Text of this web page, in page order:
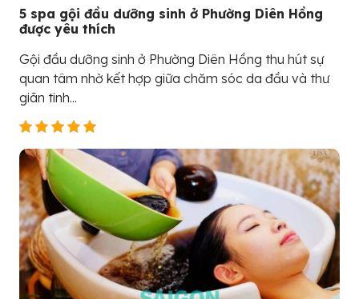
5 spa gội đầu dưỡng sinh ở Phường Diên Hồng
được yêu thích
Gội đầu dưỡng sinh ở Phường Diên Hồng thu hút sự
quan tâm nhờ kết hợp giữa chăm sóc da đầu và thư
giãn tinh...